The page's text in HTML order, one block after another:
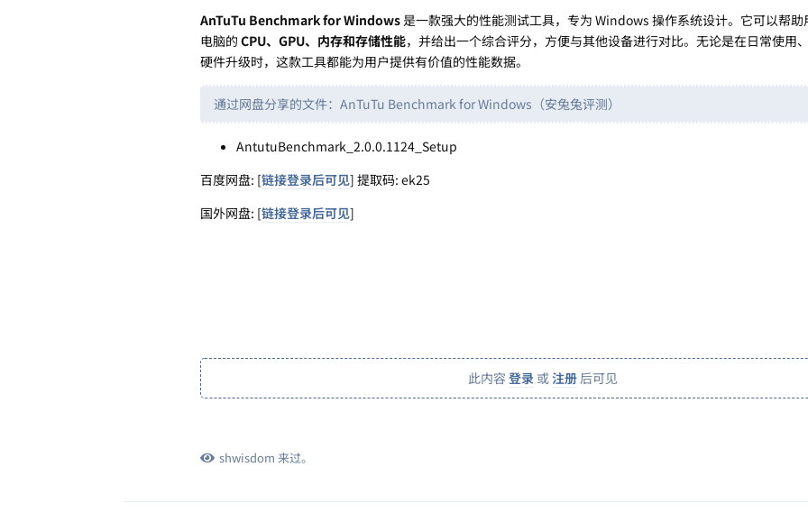
AnTuTu Benchmark for Windows是一款强大的性能测试工具，专为 Windows 操作系统设计。它可以帮助
电脑的 CPU、GPU、内存和存储性能，并给出一个综合评分，方便与其他设备进行对比。无论是在日常使用
硬件升级时，这款工具都能为用户提供有价值的性能数据。
通过网盘分享的文件：AnTuTu Benchmark for Windows（安兔兔评测）
AntutuBenchmark_2.0.0.1124_Setup
百度网盘: [链接登录后可见] 提取码: ek25
国外网盘: [链接登录后可见]
此内容 登录 或注册 后可见
shwisdom 来过。